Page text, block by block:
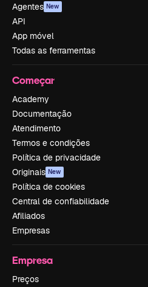
Agentes New
API
App móvel
Todas as ferramentas
Começar
Academy
Documentação
Atendimento
Termos e condições
Política de privacidade
Originais New
Política de cookies
Central de confiabilidade
Afiliados
Empresas
Empresa
Preços